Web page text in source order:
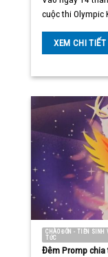
cuộc thi Olympic
XEM CHI TIẾT
CHÀO ĐÓN - TIỄN SINH
TỨC
Đêm Promp